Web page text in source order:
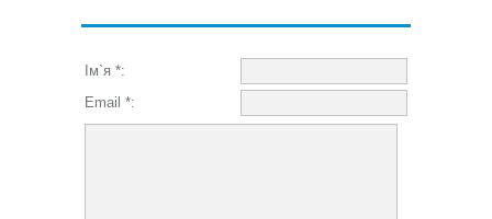
Ім`я *:
Email *: